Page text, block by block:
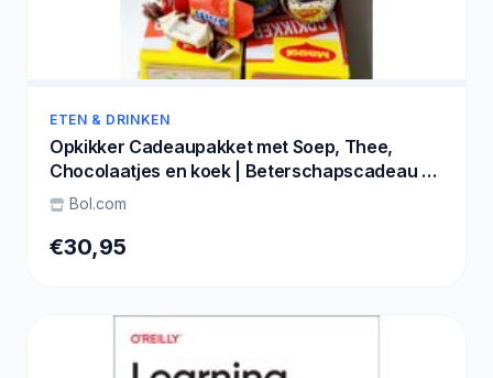
ETEN & DRINKEN
Opkikker Cadeaupakket met Soep, Thee,
Chocolaatjes en koek | Beterschapscadeau en
Verwennerij
Bol.com
€30,95